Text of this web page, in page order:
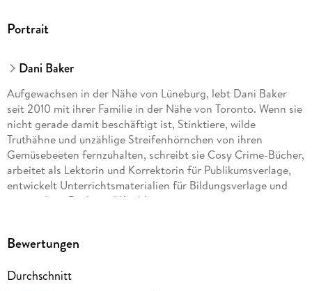
Portrait
Dani Baker
Aufgewachsen in der Nähe von Lüneburg, lebt Dani Baker
seit 2010 mit ihrer Familie in der Nähe von Toronto. Wenn sie
nicht gerade damit beschäftigt ist, Stinktiere, wilde
Truthähne und unzählige Streifenhörnchen von ihren
Gemüsebeeten fernzuhalten, schreibt sie Cosy Crime-Bücher,
arbeitet als Lektorin und Korrektorin für Publikumsverlage,
entwickelt Unterrichtsmaterialien für Bildungsverlage und
unterrichtet Back- und Kochkurse.
Bewertungen
Durchschnitt